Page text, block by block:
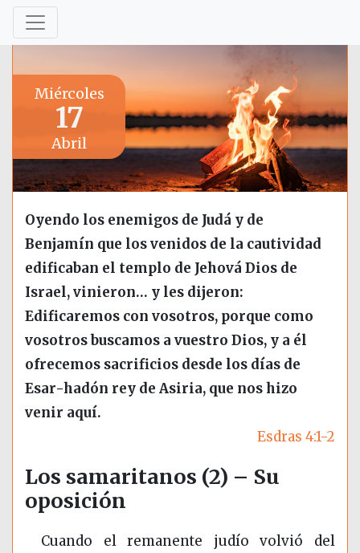
Miércoles
17
Abril
Oyendo los enemigos de Judá y de
Benjamín que los venidos de la cautividad
edificaban el templo de Jehová Dios de
Israel, vinieron… y les dijeron:
Edificaremos con vosotros, porque como
vosotros buscamos a vuestro Dios, y a él
ofrecemos sacrificios desde los días de
Esar-hadón rey de Asiria, que nos hizo
venir aquí.
Esdras 4:1-2
Los samaritanos (2) – Su
oposición
Cuando el remanente judío volvió del